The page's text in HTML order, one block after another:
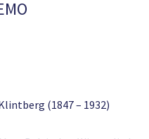
(1847 – 1932)